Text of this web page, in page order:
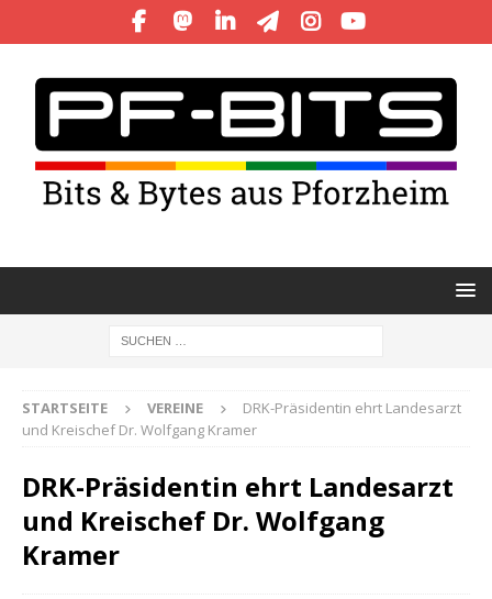
STARTSEITE VEREINE
DRK-Präsidentin ehrt Landesarzt
und Kreischef Dr. Wolfgang Kramer
DRK-Präsidentin ehrt Landesarzt
und Kreischef Dr. Wolfgang
Kramer